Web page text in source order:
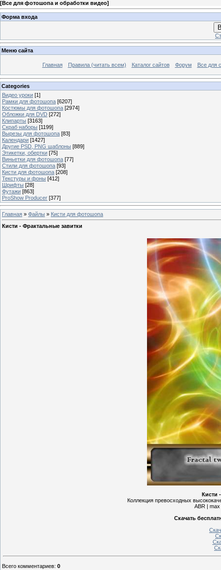
[Все для фотошопа и обработки видео]
Форма входа
Меню сайта
Главная Правила (читать всем) Каталог сайтов Форум Все для
Categories
Видео уроки [1]
Рамки для фотошопа [6207]
Костюмы для фотошопа [2974]
Обложки для DVD [272]
Клипарты [3163]
Скраб наборы [1199]
Вырезы для фотошопа [83]
Календари [1427]
Другие PSD, PNG шаблоны [889]
Этикетки, обертки [75]
Виньетки для фотошопа [77]
Стили для фотошопа [93]
Кисти для фотошопа [208]
Текстуры и фоны [412]
Шрифты [28]
Футажи [863]
ProShow Producer [377]
Главная » Файлы » Кисти для фотошопа
Кисти - Фрактальные завитки
Кисти
Коллекция превосходных
ABR |
Скачать
Всего комментариев: 0